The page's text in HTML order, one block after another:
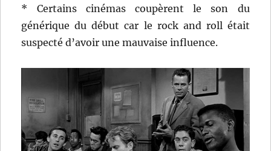
* Certains cinémas coupèrent le son du
générique du début car le rock and roll était
suspecté d’avoir une mauvaise influence.